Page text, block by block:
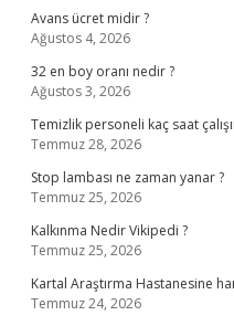
Avans ücret midir ?
Ağustos 4, 2026
32 en boy oranı nedir ?
Ağustos 3, 2026
Temizlik personeli kaç saat
Temmuz 28, 2026
Stop lambası ne zaman yanar ?
Temmuz 25, 2026
Kalkınma Nedir Vikipedi ?
Temmuz 25, 2026
Kartal Araştırma Hastanesine
Temmuz 24, 2026